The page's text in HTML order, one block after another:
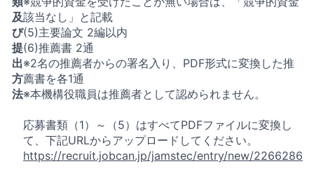
及
び
提
出
方
法
該当なし」と記載
(5)主要論文 2編以内
(6)推薦書 2通
※2名の推薦者からの署名入り、PDF形式に変換した推
薦書を各1通
※本機構役職員は推薦者として認められません。
応募書類（1）～（5）はすべてPDFファイルに変換し
て、下記URLからアップロードしてください。
https://recruit.jobcan.jp/jamstec/entry/new/2266286